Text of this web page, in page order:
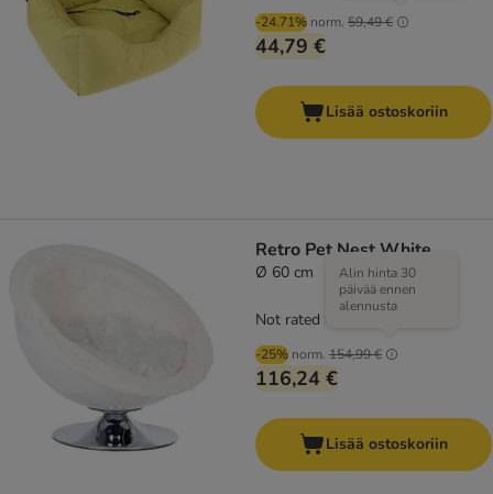
-24.71% norm. 59,49 €
44,79 €
Lisää ostoskoriin
Retro Pet Nest White
Ø 60 cm
-25% norm. 154,99 €
Alin hinta 30
päivää ennen
alennusta
116,24 €
Not rated
Lisää ostoskoriin